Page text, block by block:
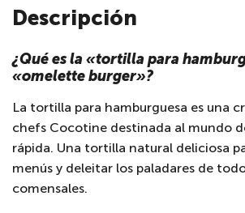
Descripción
¿Qué es la «tortilla para
«omelette burger»?
La tortilla para hamburguesa es una
chefs Cocotine destinada al mundo
rápida. Una tortilla natural deliciosa
menús y deleitar los paladares de
comensales.